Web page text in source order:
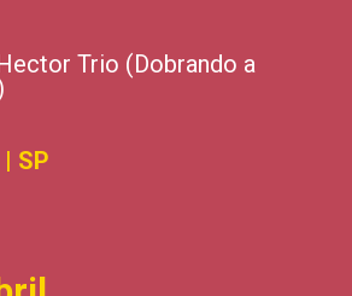
Trio (Dobrando a
SP